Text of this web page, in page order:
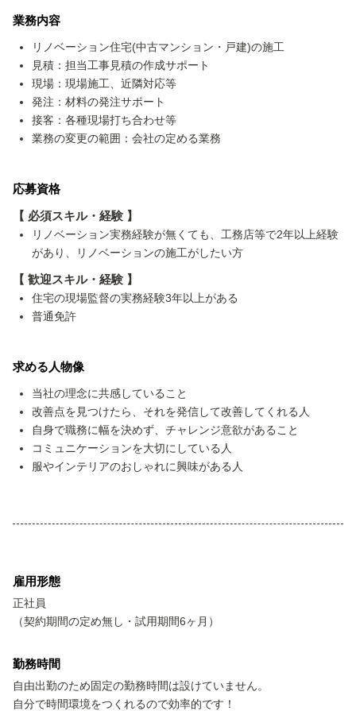
業務内容
リノベーション住宅(中古マンション・戸建)の施工
見積：担当工事見積の作成サポート
現場：現場施工、近隣対応等
発注：材料の発注サポート
接客：各種現場打ち合わせ等
業務の変更の範囲：会社の定める業務
応募資格
【 必須スキル・経験 】
リノベーション実務経験が無くても、工務店等で2年以上経験
があり、リノベーションの施工がしたい方
【 歓迎スキル・経験 】
住宅の現場監督の実務経験3年以上がある
普通免許
求める人物像
当社の理念に共感していること
改善点を見つけたら、それを発信して改善してくれる人
自身で職務に幅を決めず、チャレンジ意欲があること
コミュニケーションを大切にしている人
服やインテリアのおしゃれに興味がある人
雇用形態
正社員
（契約期間の定め無し・試用期間6ヶ月）
勤務時間
自由出勤のため固定の勤務時間は設けていません。
自分で時間環境をつくれるので効率的です！